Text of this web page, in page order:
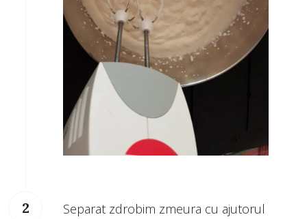
Separat zdrobim zmeura cu ajutorul